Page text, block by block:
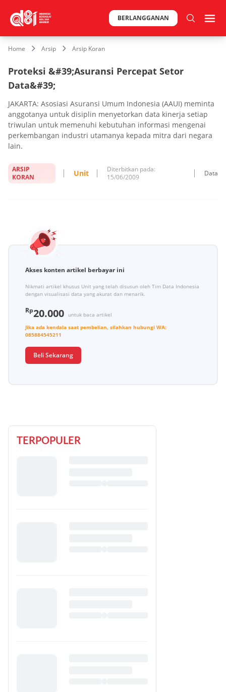
BERLANGGANAN
Home Arsip Arsip Koran
Proteksi &#39;Asuransi Percepat Setor
Data&#39;
JAKARTA: Asosiasi Asuransi Umum Indonesia (AAUI) meminta
anggotanya untuk disiplin menyetorkan data kinerja setiap
triwulan untuk memenuhi kebutuhan informasi mengenai
perkembangan industri utamanya kepada mitra dari negara
lain.
ARSIP
KORAN
Unit
Diterbitkan pada:
15/06/2009
Data
Akses konten artikel berbayar ini
Nikmati artikel khusus Unit yang telah disusun oleh Tim Data Indonesia
dengan visualisasi data yang akurat dan menarik.
Rp20.000
untuk baca artikel
Jika ada kendala saat pembelian, silahkan hubungi WA:
085884545211
Beli Sekarang
TERPOPULER